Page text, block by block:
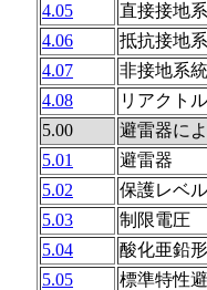
4.05
直接接地
4.06
抵抗接地
4.07
非接地系統
4.08
リアクト
5.00
避雷器に
5.01
避雷器
5.02
保護レベル
5.03
制限電圧
5.04
酸化亜鉛
5.05
標準特性